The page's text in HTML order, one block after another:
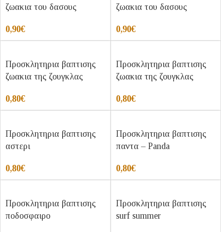
ζωακια του δασους
0,90€
ζωακια του δασους
0,90€
Προσκλητηρια βαπτισης
ζωακια της ζουγκλας
0,80€
Προσκλητηρια βαπτισης
ζωακια της ζουγκλας
0,80€
Προσκλητηρια βαπτισης
αστερι
0,80€
Προσκλητηρια βαπτισης
παντα – Panda
0,80€
Προσκλητηρια βαπτισης
ποδοσφαιρο
Προσκλητηρια βαπτισης
surf summer